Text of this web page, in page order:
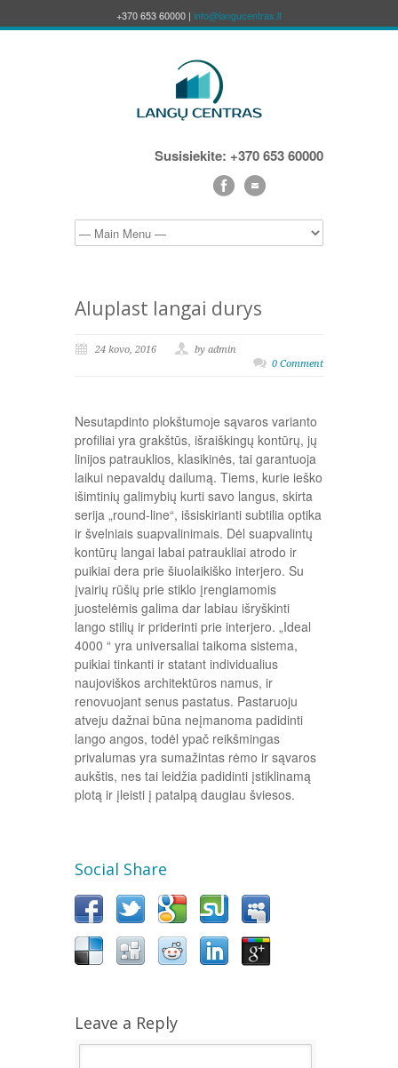
+370 653 60000 | info@langucentras.lt
Susisiekite: +370 653 60000
Aluplast langai durys
24 kovo, 2016
by admin
0 Comment
Nesutapdinto plokštumoje sąvaros varianto
profiliai yra grakštūs, išraiškingų kontūrų, jų
linijos patrauklios, klasikinės, tai garantuoja
laikui nepavaldų dailumą. Tiems, kurie ieško
išimtinių galimybių kurti savo langus, skirta
serija „round-line“, išsiskirianti subtilia optika
ir švelniais suapvalinimais. Dėl suapvalintų
kontūrų langai labai patraukliai atrodo ir
puikiai dera prie šiuolaikiško interjero. Su
įvairių rūšių prie stiklo įrengiamomis
juostelėmis galima dar labiau išryškinti
lango stilių ir priderinti prie interjero. „Ideal
4000 “ yra universaliai taikoma sistema,
puikiai tinkanti ir statant individualius
naujoviškos architektūros namus, ir
renovuojant senus pastatus. Pastaruoju
atveju dažnai būna neįmanoma padidinti
lango angos, todėl ypač reikšmingas
privalumas yra sumažintas rėmo ir sąvaros
aukštis, nes tai leidžia padidinti įstiklinamą
plotą ir įleisti į patalpą daugiau šviesos.
Social Share
Leave a Reply